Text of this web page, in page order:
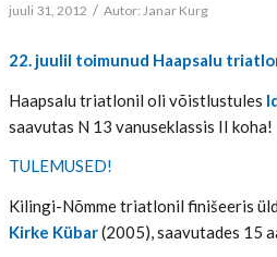
juuli 31, 2012 / Autor:Janar Kurg
22. juulil toimunud Haapsalu
Haapsalu triatlonil oli võistlustules
saavutas N 13 vanuseklassis II koha!
TULEMUSED!
Kilingi-Nõmme triatlonil finišeeris
Kirke Kübar(2005), saavutades 15